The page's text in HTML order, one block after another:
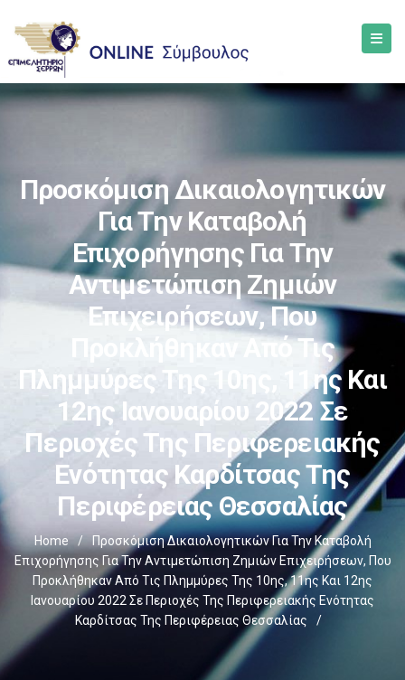
Προσκόμιση Δικαιολογητικών
Για Την Καταβολή
Επιχορήγησης Για Την
Αντιμετώπιση Ζημιών
Επιχειρήσεων, Που
Προκλήθηκαν Από Τις
Πλημμύρες Της 10ης, 11ης Και
12ης Ιανουαρίου 2022 Σε
Περιοχές Της Περιφερειακής
Ενότητας Καρδίτσας Της
Περιφέρειας Θεσσαλίας
Home /
Προσκόμιση Δικαιολογητικών Για Την Καταβολή
Επιχορήγησης Για Την Αντιμετώπιση Ζημιών Επιχειρήσεων, Που
Προκλήθηκαν Από Τις Πλημμύρες Της 10ης, 11ης Και 12ης
Ιανουαρίου 2022 Σε Περιοχές Της Περιφερειακής Ενότητας
Καρδίτσας Της Περιφέρειας Θεσσαλίας
/